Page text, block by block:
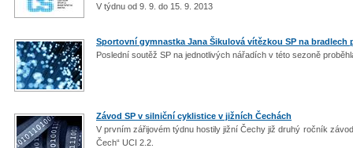
V týdnu od 9. 9. do 15. 9. 2013
Sportovní gymnastka Jana Šikulová vítězkou SP na bradlech
Poslední soutěž SP na jednotlivých nářadích v této sezoně
Závod SP v silniční cyklistice v jižních Čechách
V prvním zářijovém týdnu hostily jižní Čechy již druhý ročník
Čech“ UCI 2.2.